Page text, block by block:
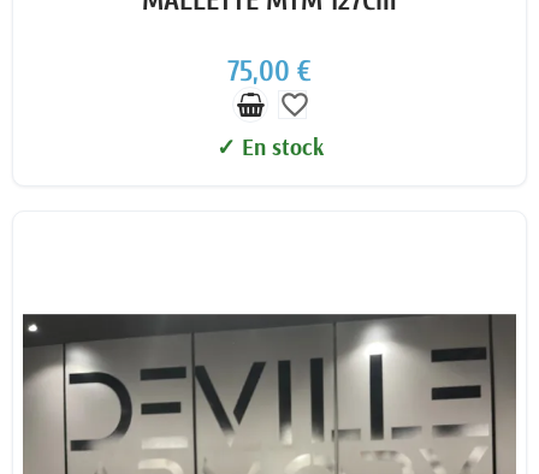
75,00 €
favorite_border
✓ En stock